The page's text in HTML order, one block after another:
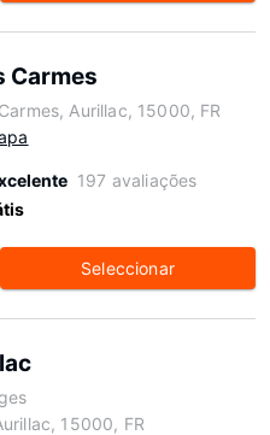
Carmes
Aurillac, 15000, FR
197 avaliações
Seleccionar
15000, FR